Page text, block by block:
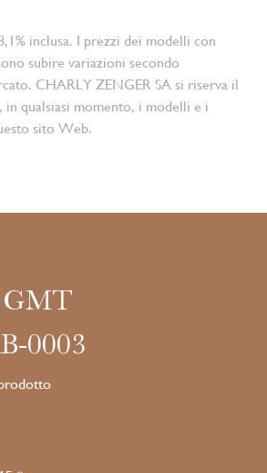
inclusa. I prezzi dei modelli con
subire variazioni secondo
CHARLY ZENGER SA si riserva il
qualsiasi momento, i modelli e i
sito Web.
GMT
0003